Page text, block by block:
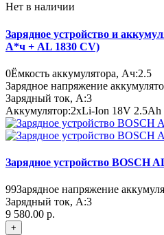
Нет в наличии
Зарядное устройство и
А*ч + AL 1830 CV)
0Ёмкость аккумулятора, Ач:2.5
Зарядное напряжение
Зарядный ток, A:3
Аккумулятор:2xLi-Ion 18V 2.5Ah
Зарядное устройство BOSCH
99Зарядное напряжение
Зарядный ток, A:3
9 580.00 р.
+